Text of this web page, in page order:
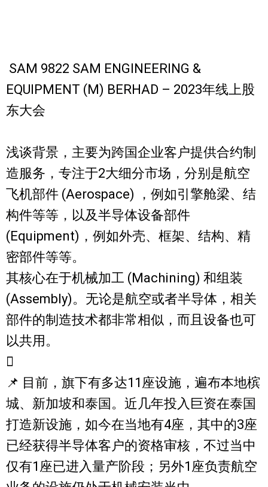
SAM 9822 SAM ENGINEERING &
EQUIPMENT (M) BERHAD – 2023年线上股
东大会
浅谈背景，主要为跨国企业客户提供合约制
造服务，专注于2大细分市场，分别是航空
飞机部件 (Aerospace) ，例如引擎舱梁、结
构件等等，以及半导体设备部件
(Equipment)，例如外壳、框架、结构、精
密部件等等。
其核心在于机械加工 (Machining) 和组装
(Assembly)。无论是航空或者半导体，相关
部件的制造技术都非常相似，而且设备也可
以共用。

📌 目前，旗下有多达11座设施，遍布本地槟
城、新加坡和泰国。近几年投入巨资在泰国
打造新设施，如今在当地有4座，其中的3座
已经获得半导体客户的资格审核，不过当中
仅有1座已进入量产阶段；另外1座负责航空